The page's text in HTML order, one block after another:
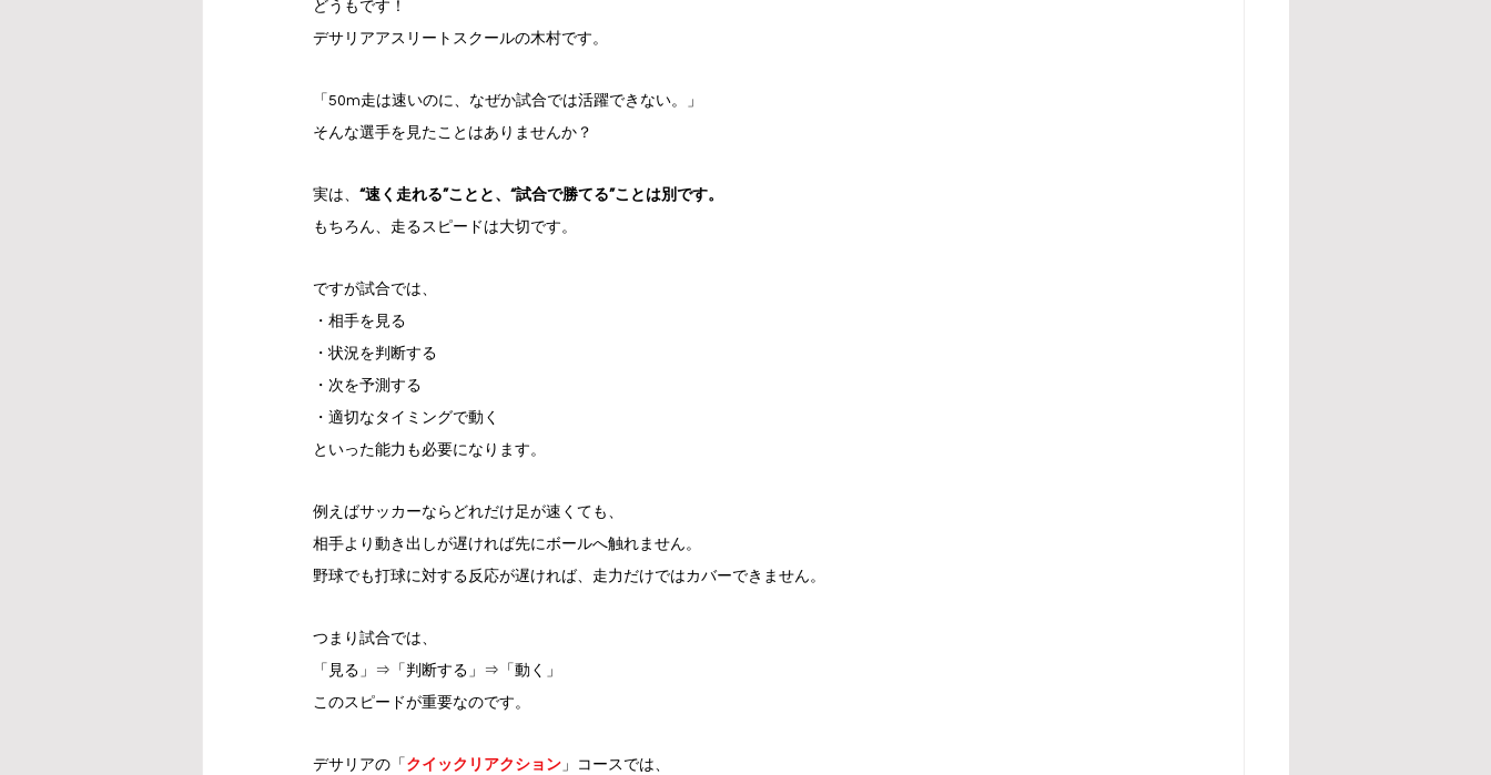
どうもです！
デサリアアスリートスクールの木村です。
「50m走は速いのに、なぜか試合では活躍できない。」
そんな選手を見たことはありませんか？
実は、 “速く走れる”ことと、“試合で勝てる”ことは別です。
もちろん、走るスピードは大切です。
ですが試合では、
・相手を見る
・状況を判断する
・次を予測する
・適切なタイミングで動く
といった能力も必要になります。
例えばサッカーならどれだけ足が速くても、
相手より動き出しが遅ければ先にボールへ触れません。
野球でも打球に対する反応が遅ければ、走力だけではカバーできません。
つまり試合では、
「見る」⇒「判断する」⇒「動く」
このスピードが重要なのです。
デサリアの「 クイックリアクション 」コースでは、